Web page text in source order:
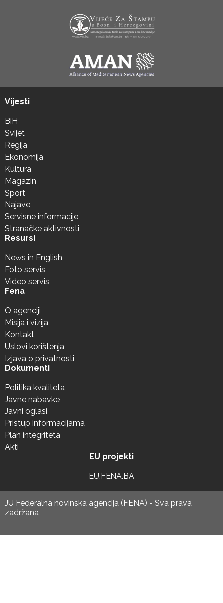
Vijesti
BiH
Svijet
Regija
Ekonomija
Kultura
Magazin
Sport
Najave
Servisne informacije
Stranačke aktivnosti
Resursi
News in English
Foto servis
Video servis
Fena
O agenciji
Misija i vizija
Kontakt
Uslovi korištenja
Izjava o privatnosti
Dokumenti
Politika kvaliteta
Javne nabavke
Javni oglasi
Pristup informacijama
Plan integriteta
Akti
EU projekti
EU.FENA.BA
JU Federalna novinska agencija (FENA) - Sva prava
zadržana